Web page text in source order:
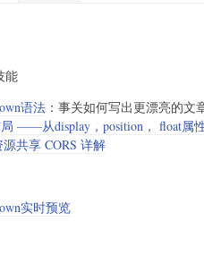
能
语法 ：事关如何写出更漂亮的文
局 ——从display，position， float属
共享 CORS 详解
实时预览